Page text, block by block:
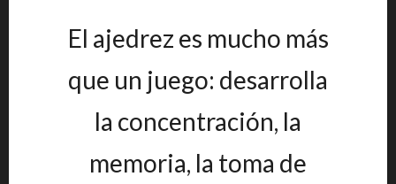
El ajedrez es mucho más
que un juego: desarrolla
la concentración, la
memoria, la toma de